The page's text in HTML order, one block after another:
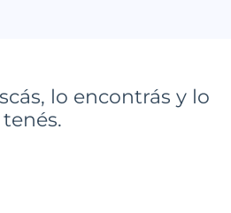
lo encontrás y lo
tenés.